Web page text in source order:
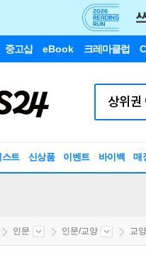
중고샵 eBook 크레마클럽
스트 신상품 이벤트 바이백 매
인문 인문/교양 교